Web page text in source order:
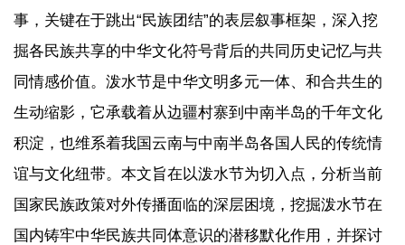
事，关键在于跳出“民族团结”的表层叙事框架，深入挖
掘各民族共享的中华文化符号背后的共同历史记忆与共
同情感价值。泼水节是中华文明多元一体、和合共生的
生动缩影，它承载着从边疆村寨到中南半岛的千年文化
积淀，也维系着我国云南与中南半岛各国人民的传统情
谊与文化纽带。本文旨在以泼水节为切入点，分析当前
国家民族政策对外传播面临的深层困境，挖掘泼水节在
国内铸牢中华民族共同体意识的潜移默化作用，并探讨